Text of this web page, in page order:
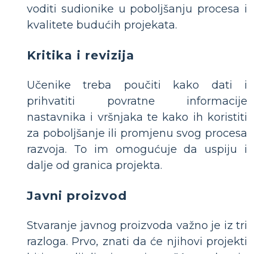
voditi sudionike u poboljšanju procesa i
kvalitete budućih projekata.
Kritika i revizija
Učenike treba poučiti kako dati i
prihvatiti povratne informacije
nastavnika i vršnjaka te kako ih koristiti
za poboljšanje ili promjenu svog procesa
razvoja. To im omogućuje da uspiju i
dalje od granica projekta.
Javni proizvod
Stvaranje javnog proizvoda važno je iz tri
razloga. Prvo, znati da će njihovi projekti